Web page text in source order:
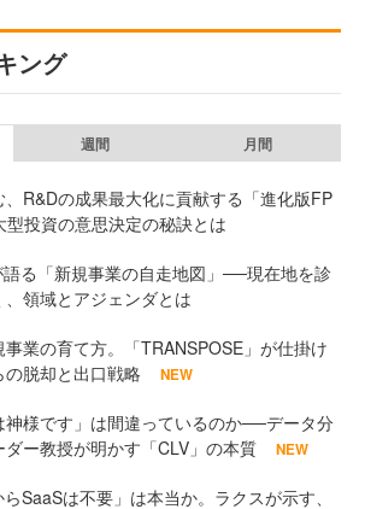
ング
週間 月間
R&Dの成果最大化に貢献する「進化版FP
投資の意思決定の秘訣とは
る「新規事業の自走地図」──現在地を診
領域とアジェンダとは
業の育て方。「TRANSPOSE」が仕掛け
の脱却と出口戦略
NEW
神様です」は間違っているのか──データ分
ー教授が明かす「CLV」の本質
NEW
らSaaSは不要」は本当か。ラクスが示す、